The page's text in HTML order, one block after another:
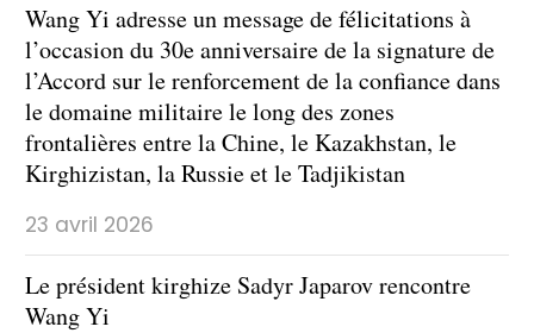
Wang Yi adresse un message de félicitations à
l’occasion du 30e anniversaire de la signature de
l’Accord sur le renforcement de la confiance dans
le domaine militaire le long des zones
frontalières entre la Chine, le Kazakhstan, le
Kirghizistan, la Russie et le Tadjikistan
23 avril 2026
Le président kirghize Sadyr Japarov rencontre
Wang Yi